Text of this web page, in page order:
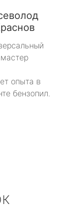
мастер
опыта в
бензопил.